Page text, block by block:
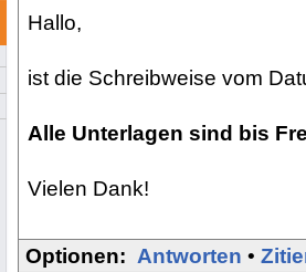
Hallo,
ist die Schreibweise vom
Alle Unterlagen sind bis
Vielen Dank!
Optionen: Antworten •